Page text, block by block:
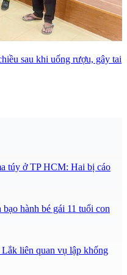
sau khi uống rượu, gây tai
túy ở TP HCM: Hai bị cáo
hành bé gái 11 tuổi con
liên quan vụ lập khống